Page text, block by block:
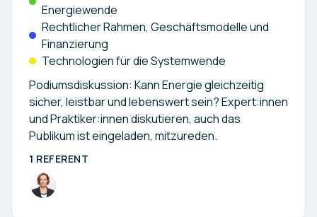
Energiewende
Rechtlicher Rahmen, Geschäftsmodelle und
Finanzierung
Technologien für die Systemwende
Podiumsdiskussion: Kann Energie gleichzeitig
sicher, leistbar und lebenswert sein? Expert:innen
und Praktiker:innen diskutieren, auch das
Publikum ist eingeladen, mitzureden.
1 REFERENT